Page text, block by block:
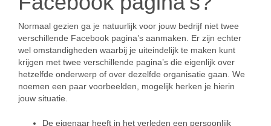
Normaal gezien ga je natuurlijk voor jouw bedrijf niet twee
verschillende Facebook pagina’s aanmaken. Er zijn echter
wel omstandigheden waarbij je uiteindelijk te maken kunt
krijgen met twee verschillende pagina’s die eigenlijk over
hetzelfde onderwerp of over dezelfde organisatie gaan. We
noemen een paar voorbeelden, mogelijk herken je hierin
jouw situatie.
De eigenaar heeft in het verleden een persoonlijk